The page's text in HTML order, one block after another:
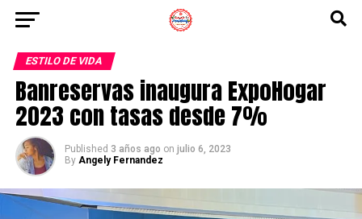
ESTILO DE VIDA
Banreservas inaugura ExpoHogar
2023 con tasas desde 7%
Published 3 años ago on julio 6, 2023
By Angely Fernandez